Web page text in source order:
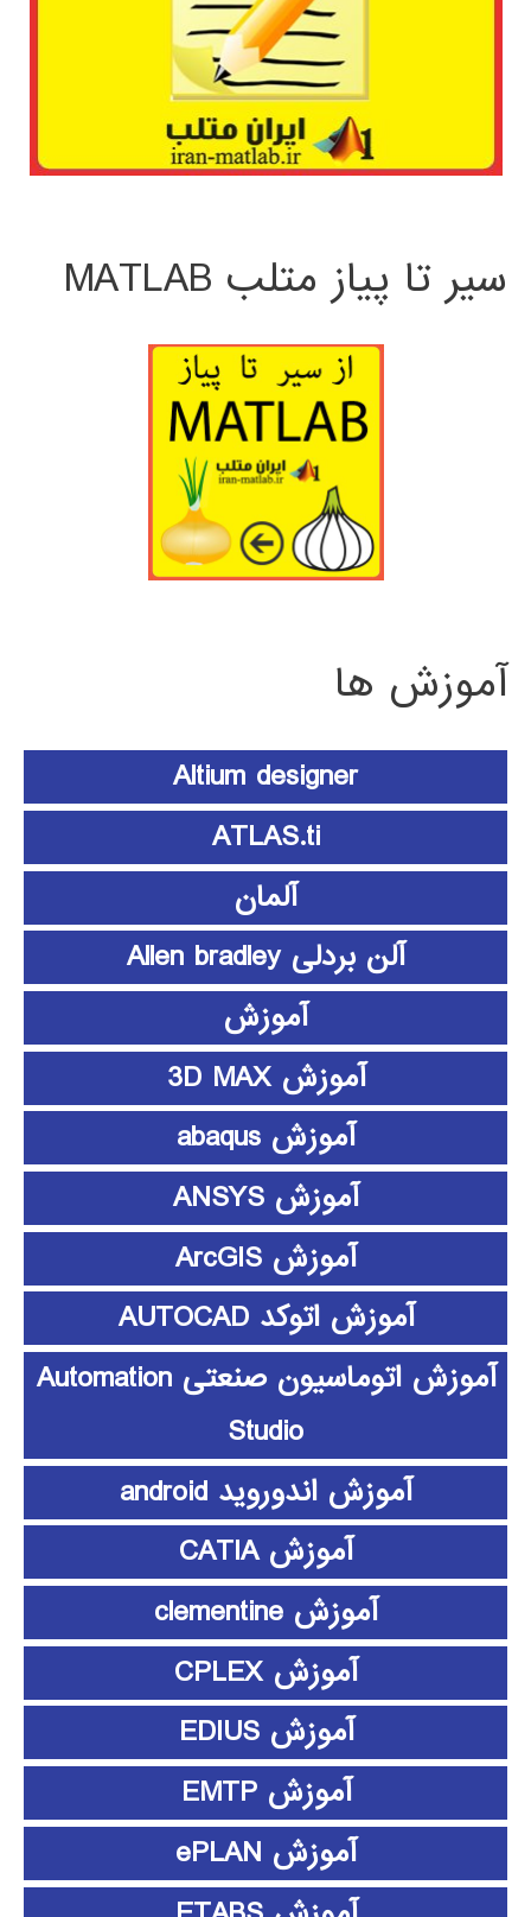
سیر تا پیاز متلب MATLAB
آموزش ها
Altium designer
ATLAS.ti
آلمان
آلن بردلی Allen bradley
آموزش
آموزش 3D MAX
آموزش abaqus
آموزش ANSYS
آموزش ArcGIS
آموزش اتوکد AUTOCAD
آموزش اتوماسیون صنعتی Automation
Studio
آموزش اندوروید android
آموزش CATIA
آموزش clementine
آموزش CPLEX
آموزش EDIUS
آموزش EMTP
آموزش ePLAN